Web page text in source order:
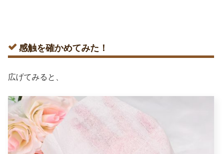
感触を確かめてみた！
広げてみると、